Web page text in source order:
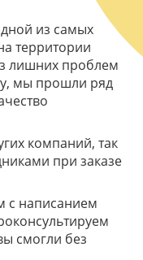
из самых
территории
лишних проблем
мы прошли ряд
компаний, так
при заказе
с написанием
смогли без